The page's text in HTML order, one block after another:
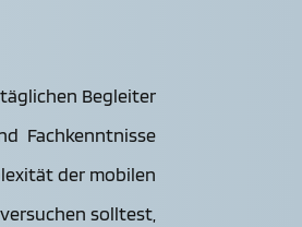
Begleiter
Fachkenntnisse
der mobilen
solltest,